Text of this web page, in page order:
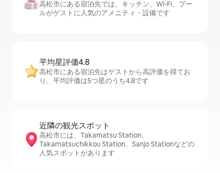
高松市にある宿泊先では、キッチン、Wi-Fi、プー
ルがゲストに人気のアメニティ・設備です
平均星評価4.8
高松市にある宿泊先はゲストから高評価を得てお
り、平均評価は5つ星のうち4.8です
近隣の観光ス⁠ポ⁠ッ⁠ト
高松市には、Takamatsu Station、
Takamatsuchikkou Station、Sanjo Stationなどの
人気スポットがあります